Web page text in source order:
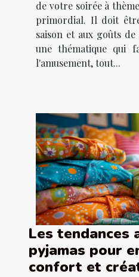
de votre soirée à
primordial. Il doit
saison et aux goûts de
une thématique qui
l'amusement, tout...
Les tendances
pyjamas pour
confort et